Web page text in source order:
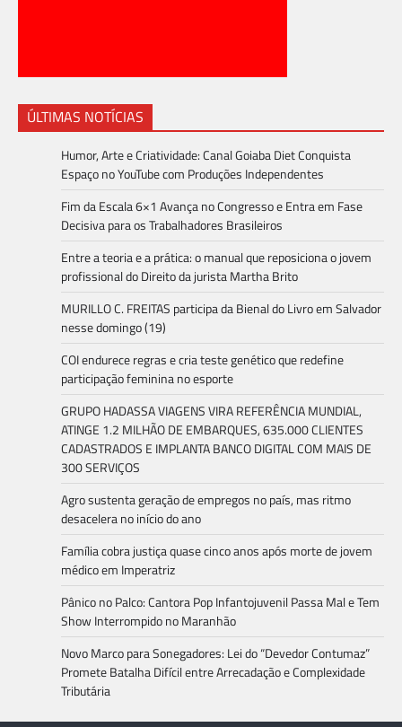
ÚLTIMAS NOTÍCIAS
Humor, Arte e Criatividade: Canal Goiaba Diet Conquista
Espaço no YouTube com Produções Independentes
Fim da Escala 6×1 Avança no Congresso e Entra em Fase
Decisiva para os Trabalhadores Brasileiros
Entre a teoria e a prática: o manual que reposiciona o jovem
profissional do Direito da jurista Martha Brito
MURILLO C. FREITAS participa da Bienal do Livro em Salvador
nesse domingo (19)
COI endurece regras e cria teste genético que redefine
participação feminina no esporte
GRUPO HADASSA VIAGENS VIRA REFERÊNCIA MUNDIAL,
ATINGE 1.2 MILHÃO DE EMBARQUES, 635.000 CLIENTES
CADASTRADOS E IMPLANTA BANCO DIGITAL COM MAIS DE
300 SERVIÇOS
Agro sustenta geração de empregos no país, mas ritmo
desacelera no início do ano
Família cobra justiça quase cinco anos após morte de jovem
médico em Imperatriz
Pânico no Palco: Cantora Pop Infantojuvenil Passa Mal e Tem
Show Interrompido no Maranhão
Novo Marco para Sonegadores: Lei do “Devedor Contumaz”
Promete Batalha Difícil entre Arrecadação e Complexidade
Tributária